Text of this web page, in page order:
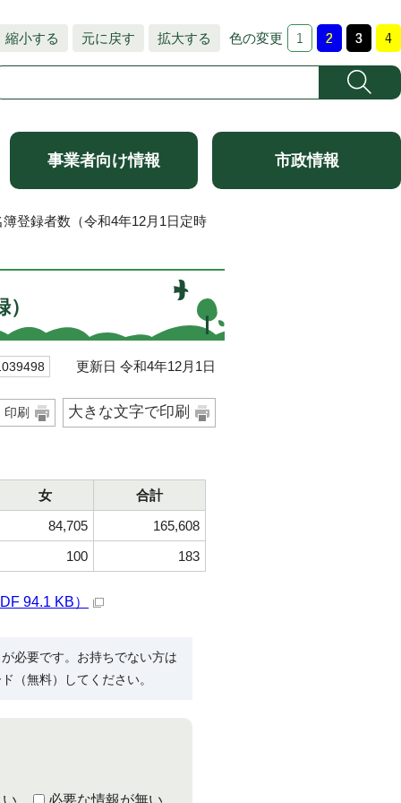
縮小する 元に戻す 拡大する 色の変更
事業者向け情報 市政情報
登録者数（令和4年12月1日定時
更新日 令和4年12月1日
印刷 大きな文字で印刷
女
合計
84,705
165,608
100
183
94.1 KB）
必要です。お持ちでない方は
（無料）してください。
必要な情報が無い